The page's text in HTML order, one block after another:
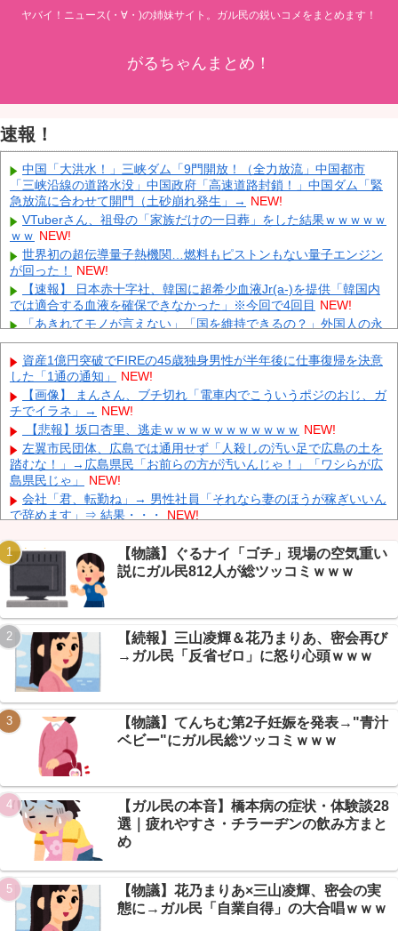
ヤバイ！ニュース(・∀・)の姉妹サイト。ガル民の鋭いコメをまとめます！
がるちゃんまとめ！
速報！
中国「大洪水！」三峡ダム「9門開放！（全力放流」中国都市
「三峡沿線の道路水没」中国政府「高速道路封鎖！」中国ダム「緊
急放流に合わせて開門（土砂崩れ発生」→ NEW!
VTuberさん、祖母の「家族だけの一日葬」をした結果ｗｗｗｗｗ
ｗｗ NEW!
世界初の超伝導量子熱機関…燃料もピストンもない量子エンジン
が回った！
NEW!
【速報】 日本赤十字社、韓国に超希少血液Jr(a-)を提供「韓国内
では適合する血液を確保できなかった」※今回で4回目 NEW!
「あきれてモノが言えない」「国を維持できるの？」外国人の永
住許可要件の厳格化で在日中国人の本音は？ NEW!
日本代表FW前田大然がイプスウィッチ・タウンへ移籍決定！プ
レミアリーグ初挑戦
NEW!
英国人「ようこそ」冨安健洋、クリスタルパレス加入が決定的
に！メディカル検査をパス！現地サポが歓迎！アーセナルファンも
祝福！【海外の反応】
NEW!
藤あや子が事務所独立でモメていた!?バーニング二代目社長が売
上やギャラの配分を明かして異例の告白 NEW!
キャデラックF1、致命的なブレーキ問題の原因が明らかになるも
解決には至っておらずめども立たず NEW!
【画像】 テレ朝の気象予報士さん、意外と小さかった
Powered by livedoor 相互RSS
資産1億円突破でFIREの45歳独身男性が半年後に仕事復帰を決意
した「1通の通知」
NEW!
【画像】 まんさん、ブチ切れ「電車内でこういうポジのおじ、ガ
チでイラネ」→ NEW!
【悲報】坂口杏里、逃走ｗｗｗｗｗｗｗｗｗｗｗ NEW!
左翼市民団体、広島では通用せず「人殺しの汚い足で広島の土を
踏むな！」→広島県民「お前らの方が汚いんじゃ！」「ワシらが広
島県民じゃ」
NEW!
会社「君、転勤ね」→ 男性社員「それなら妻のほうが稼ぎいいん
で辞めます」⇒ 結果・・・
NEW!
ーに祟られる」ｗｗｗ NEW!
【悲報】人気アニメゲー、自己破産前日に「サ終」発表→石の返
金なしに+民絶句ｗｗｗ
【悲報】田舎に引っ越したワイ、娯楽の無さに絶望→スレ民「お
前が娯楽になるんだよ」の一言に草ｗｗｗ NEW!
【保存版】サイゼリヤの弱点をなんG民が本気で列挙→まさかの
結論に「庶民の味方」の声もｗｗｗ NEW!
【悲報】NGT48運営、モバメを勝手に解除ｗｗｗ→選抜発表の大
事なメールが全員に届かず大炎上
Powered by livedoor 相互RSS
【物議】ぐるナイ「ゴチ」現場の空気重い
説にガル民812人が総ツッコミｗｗｗ
【続報】三山凌輝＆花乃まりあ、密会再び
→ガル民「反省ゼロ」に怒り心頭ｗｗｗ
【物議】てんちむ第2子妊娠を発表→"青汁
ベビー"にガル民総ツッコミｗｗｗ
【ガル民の本音】橋本病の症状・体験談28
選｜疲れやすさ・チラーヂンの飲み方まと
め
【物議】花乃まりあ×三山凌輝、密会の実
態に→ガル民「自業自得」の大合唱ｗｗｗ